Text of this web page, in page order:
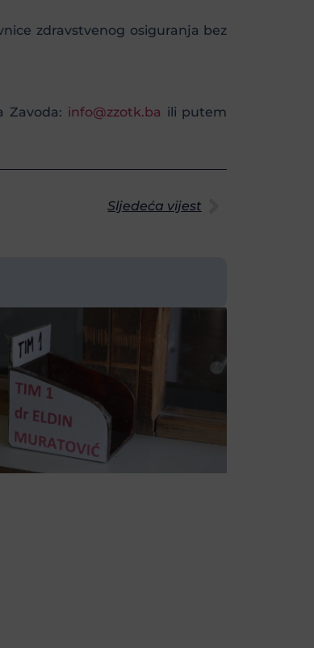
zdravstvenog osiguranja bez
Zavoda: info@zzotk.ba ili putem
Sljedeća vijest